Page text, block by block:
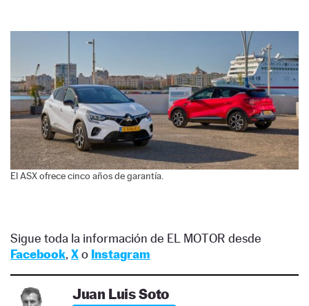
El ASX ofrece cinco años de garantía.
Sigue toda la información de EL MOTOR desde
Facebook, Xo Instagram
Juan Luis Soto